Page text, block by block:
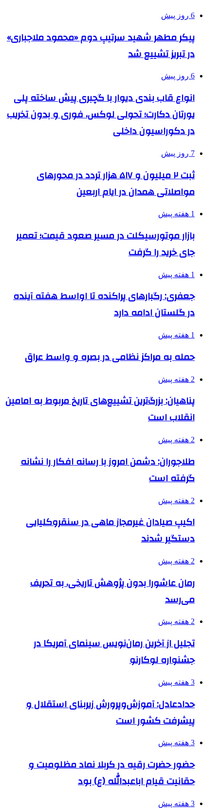
6 روز پیش
پیکر مطهر شهید سرتیپ دوم «محمود ملاجباری»
در تبریز تشییع شد
6 روز پیش
انواع قاب بندی دیوار با گچبری پیش ساخته پلی
یورتان دکارت؛ تحولی لوکس، فوری و بدون تخریب
در دکوراسیون داخلی
7 روز پیش
ثبت ۲ میلیون و ۵۱۷ هزار تردد در محورهای
مواصلاتی همدان در ایام اربعین
1 هفته پیش
بازار موتورسیکلت در مسیر صعود قیمت؛ تعمیر
جای خرید را گرفت
1 هفته پیش
جعفری: رگبارهای پراکنده تا اواسط هفته آینده
در گلستان ادامه دارد
1 هفته پیش
حمله به مراکز نظامی در بصره و واسط عراق
2 هفته پیش
پناهیان: بزرگ‌ترین تشییع‌های تاریخ مربوط به امامین
انقلاب است
2 هفته پیش
طلاجوران: دشمن امروز با رسانه افکار را نشانه
گرفته است
2 هفته پیش
اکیپ صیادان غیرمجاز ماهی در سنقروکلیایی
دستگیر شدند
2 هفته پیش
رمان عاشورا بدون پژوهش تاریخی، به تحریف
می‌رسد
2 هفته پیش
تجلیل از آخرین رمان‌نویس سینمای آمریکا در
جشنواره لوکارنو
3 هفته پیش
حدادعادل: آموزش‌وپرورش زیربنای استقلال و
پیشرفت کشور است
3 هفته پیش
حضور حضرت رقیه در کربلا نماد مظلومیت و
حقانیت قیام اباعبدالله (ع) بود
3 هفته پیش